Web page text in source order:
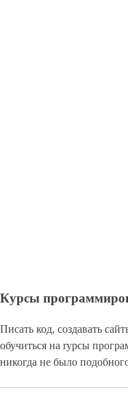
Курсы
Писать код, создавать
обучиться на rурсы
никогда не было